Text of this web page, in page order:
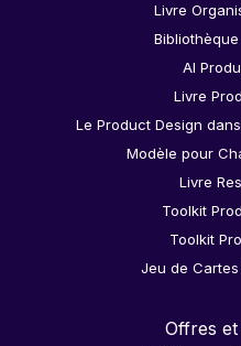
Livre
AI
Livre
Le Product Design
Modèle pour
Livre
Toolkit
Toolkit
Jeu de
Offres